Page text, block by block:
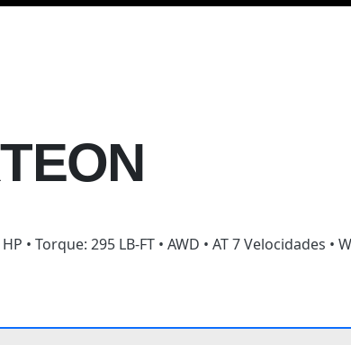
Torque: 295 LB-FT • AWD • AT 7 Velocidades •